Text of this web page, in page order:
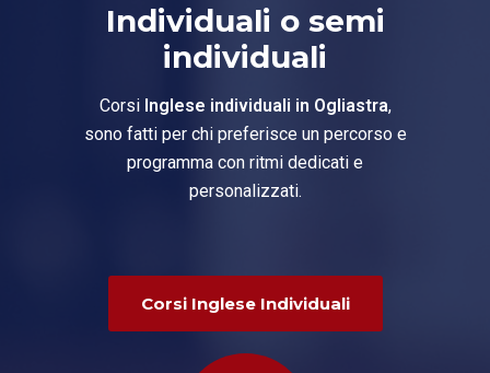
Individuali o semi
individuali
Corsi Inglese individuali in Ogliastra,
sono fatti per chi preferisce un percorso e
programma con ritmi dedicati e
personalizzati.
Corsi Inglese Individuali